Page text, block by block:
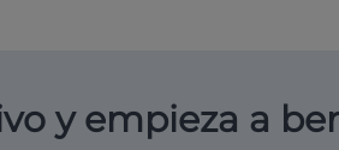
y empieza a